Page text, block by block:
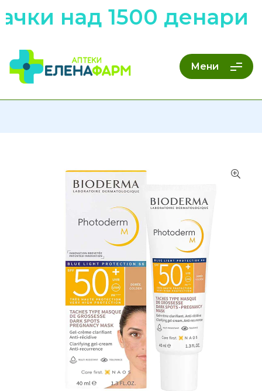
над 1500 денари
Мени